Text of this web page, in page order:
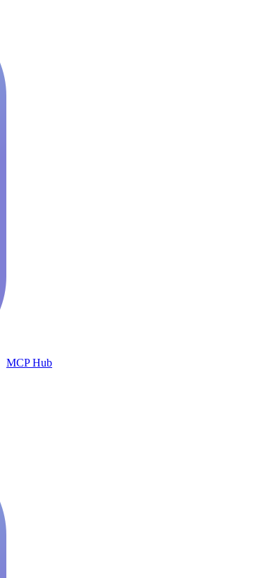
MCP Hub